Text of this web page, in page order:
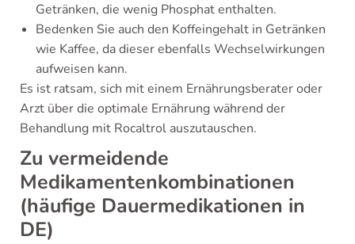
Getränken, die wenig Phosphat enthalten.
Bedenken Sie auch den Koffeingehalt in Getränken
wie Kaffee, da dieser ebenfalls Wechselwirkungen
aufweisen kann.
Es ist ratsam, sich mit einem Ernährungsberater oder
Arzt über die optimale Ernährung während der
Behandlung mit Rocaltrol auszutauschen.
Zu vermeidende
Medikamentenkombinationen
(häufige Dauermedikationen in
DE)